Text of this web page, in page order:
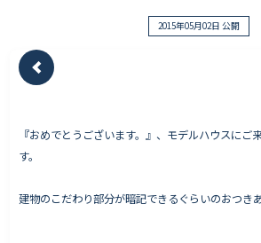
Livesumai 保証について2015年05月02日 公開
『おめでとうございます。』、モデルハウスにご
す。
建物のこだわり部分が暗記できるぐらいのおつきあ